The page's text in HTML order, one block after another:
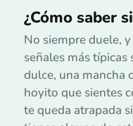
¿Cómo saber
No siempre duele,
señales más
dulce, una mancha
hoyito que sientes
te queda atrapada